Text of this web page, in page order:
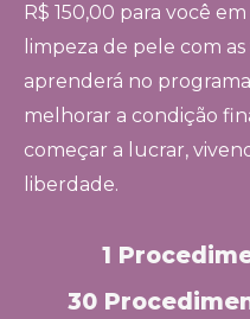
R$ 150,00 para você
limpeza de pele com
aprenderá no
melhorar a condição
começar a lucrar,
liberdade.
1
30